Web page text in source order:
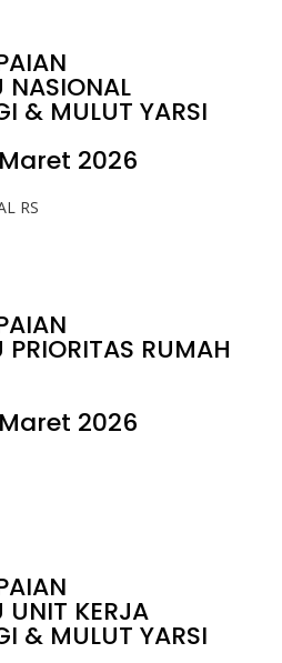
NASIONAL
& MULUT YARSI
2026
RS
RUMAH
2026
UNIT KERJA
& MULUT YARSI